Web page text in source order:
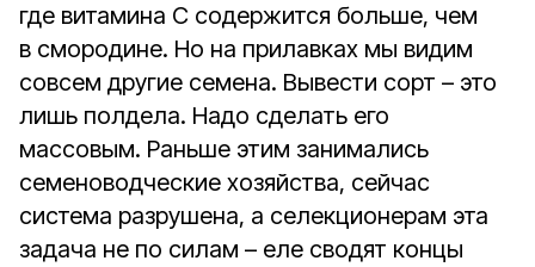
где витамина С содержится больше, чем
в смородине. Но на прилавках мы видим
совсем другие семена. Вывести сорт – это
лишь полдела. Надо сделать его
массовым. Раньше этим занимались
семеноводческие хозяйства, сейчас
система разрушена, а селекционерам эта
задача не по силам – еле сводят концы